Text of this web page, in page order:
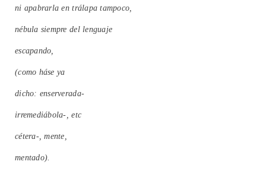
ni apabrarla en trálapa tampoco,
nébula siempre del lenguaje
escapando,
(como háse ya
dicho: enserverada-
irremediábola-, etc
cétera-, mente,
mentado).